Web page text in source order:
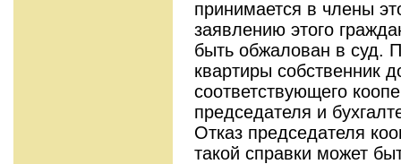
принимается в члены
заявлению этого
быть обжалован в суд.
квартиры собственник
соответствующего
председателя и
Отказ председателя
такой справки может